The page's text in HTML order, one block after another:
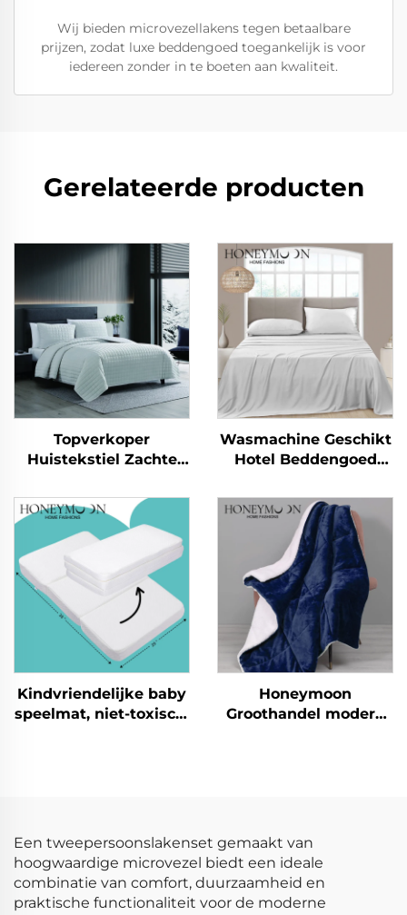
Wij bieden microvezellakens tegen betaalbare
prijzen, zodat luxe beddengoed toegankelijk is voor
iedereen zonder in te boeten aan kwaliteit.
Gerelateerde producten
Topverkoper
Huistekstiel Zachte
Omkeerbare
Slaapkamer
Beddenlinnen Plush
Sherpa Comforter en
Deken Sets
Wasmachine Geschikt
Hotel Beddengoed
Zijdeachtig Zacht
Laken Set
Kindvriendelijke baby
speelmat, niet-toxisch,
Honeymoon
Groothandel modern
Een tweepersoonslakenset gemaakt van
hoogwaardige microvezel biedt een ideale
combinatie van comfort, duurzaamheid en
praktische functionaliteit voor de moderne